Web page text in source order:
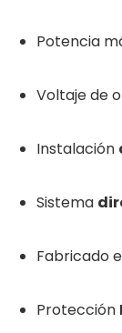
Potencia
Voltaje de
Instalación
Sistema
Fabricado
Protección